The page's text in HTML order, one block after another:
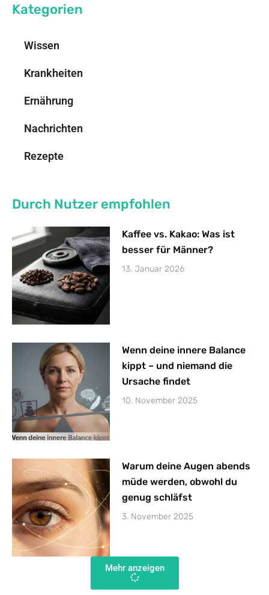
Kategorien
Wissen
Krankheiten
Ernährung
Nachrichten
Rezepte
Durch Nutzer empfohlen
Kaffee vs. Kakao: Was ist
besser für Männer?
13. Januar 2026
Wenn deine innere Balance
kippt – und niemand die
Ursache findet
10. November 2025
Warum deine Augen abends
müde werden, obwohl du
genug schläfst
3. November 2025
Mehr anzeigen